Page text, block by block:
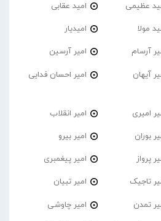
عظیمی امید عقابی
مولا امیدیار
آرسام امیر آرسین
آیهان امیر احسان فدایی
امیری امیر انقلاب
بوران امیر بیرو
پرواز امیر پیغمبری
تاجیک امیر تبیان
تمدن امیر چاوشی